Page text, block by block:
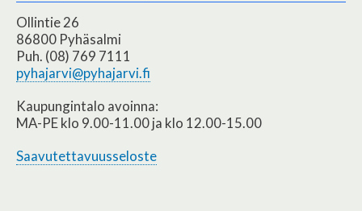
Ollintie 26
86800 Pyhäsalmi
Puh. (08) 769 7111
pyhajarvi@pyhajarvi.fi
Kaupungintalo avoinna:
MA-PE klo 9.00-11.00 ja klo 12.00-15.00
Saavutettavuusseloste